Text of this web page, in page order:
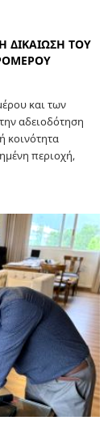
ΔΙΚΑΙΩΣΗ ΤΟΥ
και των
αδειοδότηση
κοινότητα
περιοχή,